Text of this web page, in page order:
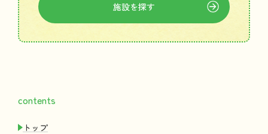
施設を探す
contents
トップ